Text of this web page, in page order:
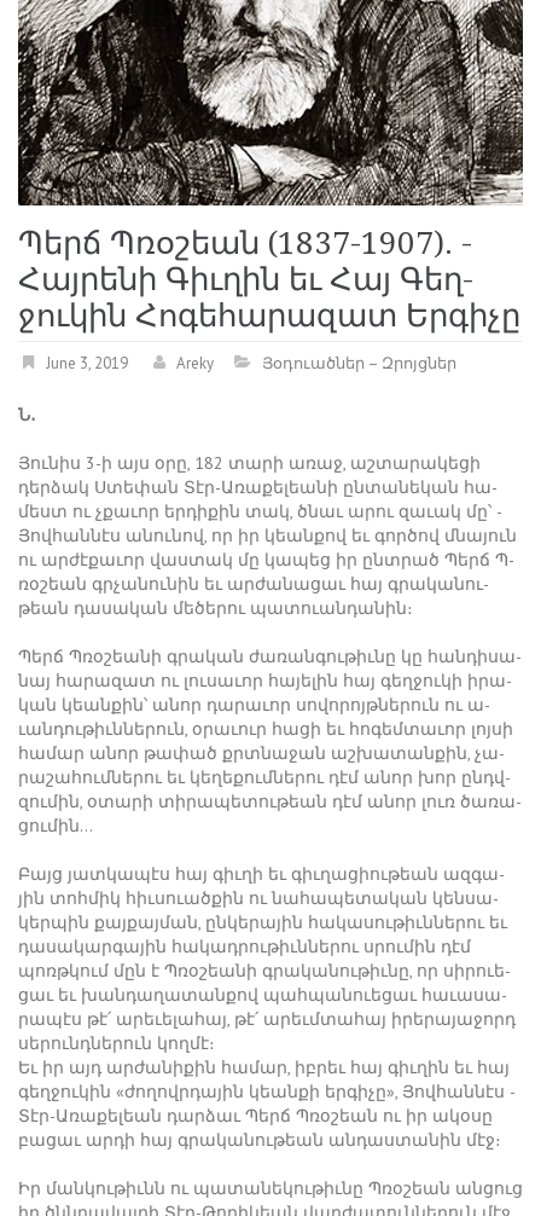
Պերճ Պռօշեան (1837-1907). ­
Հայ­րե­նի Գիւ­ղին եւ Հայ Գեղ­
ջու­կին Հո­գե­հա­րա­զատ Եր­գի­չը
June 3, 2019 Areky Յօդուածներ – Զրոյցներ
Ն․
Յու­նիս 3-ի այս օ­րը, 182 տա­րի ա­ռաջ, աշ­տա­րա­կե­ցի
դեր­ձակ Ս­տե­փան ­Տէր-Ա­ռա­քե­լեա­նի ըն­տա­նե­կան հա­
մեստ ու չքա­ւոր եր­դի­քին տակ, ծնաւ ա­րու զա­ւակ մը՝ ­
Յով­հան­նէս ա­նու­նով, որ իր կեան­քով եւ գոր­ծով մնա­յուն
ու ար­ժէ­քա­ւոր վաս­տակ մը կա­պեց իր ընտ­րած ­Պերճ Պ­
ռօ­շեան գրչա­նու­նին եւ ար­ժա­նա­ցաւ հայ գրա­կա­նու­
թեան դա­սա­կան մե­ծե­րու պա­տո­ւան­դա­նին։
Պերճ Պ­ռօ­շեա­նի գրա­կան ժա­ռան­գու­թիւ­նը կը հան­դի­սա­
նայ հա­րա­զատ ու լու­սա­ւոր հա­յե­լին հայ գեղ­ջու­կի ի­րա­
կան կեան­քին՝ ա­նոր դա­րա­ւոր սո­վո­րոյթ­նե­րուն ու ա­
ւան­դու­թիւն­նե­րուն, օ­րա­ւուր հա­ցի եւ հո­գեմ­տա­ւոր լոյ­սի
հա­մար ա­նոր թա­փած քրտնա­ջան աշ­խա­տան­քին, չա­
րա­շա­հում­նե­րու եւ կե­ղե­քում­նե­րու դէմ ա­նոր խոր ընդվ­
զու­մին, օ­տա­րի տի­րա­պե­տու­թեան դէմ ա­նոր լուռ ծա­ռա­
ցու­մին…
Բայց յատ­կա­պէս հայ գիւ­ղի եւ գիւ­ղա­ցիու­թեան ազ­գա­
յին տոհ­միկ հիւ­սո­ւած­քին ու նա­հա­պե­տա­կան կեն­սա­
կեր­պին քայ­քայ­ման, ըն­կե­րա­յին հա­կա­սու­թիւն­նե­րու եւ
դա­սա­կար­գա­յին հա­կադ­րու­թիւն­նե­րու սրու­մին դէմ
պոռթ­կում մըն է Պ­ռօ­շեա­նի գրա­կա­նու­թիւ­նը, որ սի­րո­ւե­
ցաւ եւ խան­դա­ղա­տան­քով պահ­պա­նո­ւե­ցաւ հա­ւա­սա­
րա­պէս թէ՛ ա­րե­ւե­լա­հայ, թէ՛ ա­րեւմ­տա­հայ ի­րե­րա­յա­ջորդ
սե­րունդ­նե­րուն կող­մէ։
Եւ իր այդ ար­ժա­նի­քին հա­մար, իբ­րեւ հայ գիւ­ղին եւ հայ
գեղ­ջու­կին «ժո­ղովր­դա­յին կեան­քի եր­գի­չը», ­Յով­հան­նէս ­
Տէր-Ա­ռա­քե­լեան դար­ձաւ ­Պերճ Պ­ռօ­շեան ու իր ա­կօ­սը
բա­ցաւ ար­դի հայ գրա­կա­նու­թեան ան­դաս­տա­նին մէջ։
Իր ման­կու­թիւնն ու պա­տա­նե­կու­թիւ­նը Պ­ռօ­շեան ան­ցուց